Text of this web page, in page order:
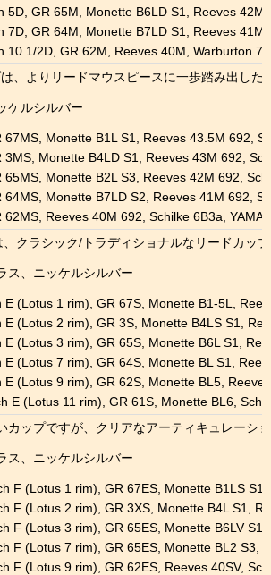
5D, GR 65M, Monette B6LD S1, Reeves
7D, GR 64M, Monette B7LD S1, Reeves
10 1/2D, GR 62M, Reeves 40M, Warburton
、よりリードマウスピースに一歩踏み出し
ケルシルバー
67MS, Monette B1L S1, Reeves 43.5M 692,
3MS, Monette B4LD S1, Reeves 43M 692,
65MS, Monette B2L S3, Reeves 42M 692,
64MS, Monette B7LD S2, Reeves 41M 692,
62MS, Reeves 40M 692, Schilke 6B3a,
、クラシック/トラディショナルなリードカッ
ス、ニッケルシルバー
E (Lotus 1 rim), GR 67S, Monette B1-5L,
E (Lotus 2 rim), GR 3S, Monette B4LS S1,
E (Lotus 3 rim), GR 65S, Monette B6L S1,
E (Lotus 7 rim), GR 64S, Monette BL S1,
E (Lotus 9 rim), GR 62S, Monette BL5,
E (Lotus 11 rim), GR 61S, Monette BL6,
カップですが、クリアなアーティキュレーシ
ス、ニッケルシルバー
F (Lotus 1 rim), GR 67ES, Monette B1LS
F (Lotus 2 rim), GR 3XS, Monette B4L S1,
F (Lotus 3 rim), GR 65ES, Monette B6LV
F (Lotus 7 rim), GR 65ES, Monette BL2 S3,
F (Lotus 9 rim), GR 62ES, Reeves 40SV,